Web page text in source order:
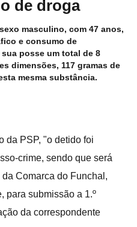
de droga
masculino, com 47 anos,
e consumo de
posse um total de 8
dimensões, 117 gramas de
mesma substância.
da PSP, "o detido foi
crime, sendo que será
Comarca do Funchal,
para submissão a 1.º
da correspondente